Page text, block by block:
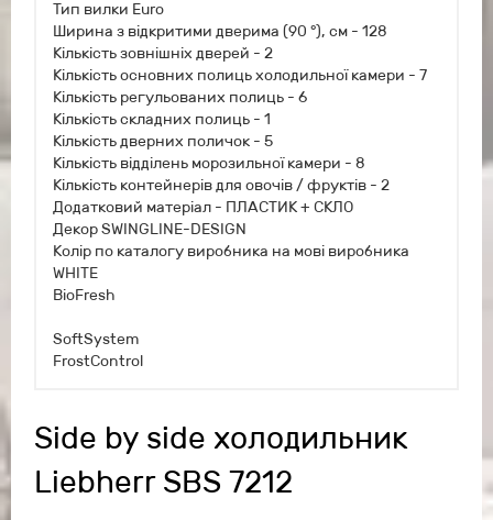
Тип вилки Euro
Ширина з відкритими дверима (90 °), см - 128
Кількість зовнішніх дверей - 2
Кількість основних полиць холодильної камери - 7
Кількість регульованих полиць - 6
Кількість складних полиць - 1
Кількість дверних поличок - 5
Кількість відділень морозильної камери - 8
Кількість контейнерів для овочів / фруктів - 2
Додатковий матеріал - ПЛАСТИК + СКЛО
Декор SWINGLINE-DESIGN
Колір по каталогу виробника на мові виробника
WHITE
BioFresh
SoftSystem
FrostControl
Side by side холодильник
Liebherr SBS 7212